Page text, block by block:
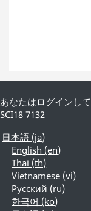
あなたはログインし
SCI18 7132
日本語 ‎(ja)‎
English ‎(en)‎
Thai ‎(th)‎
Vietnamese ‎(vi)‎
Русский ‎(ru)‎
한국어 ‎(ko)‎